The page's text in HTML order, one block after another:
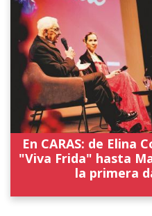
En CARAS: de Elina
"Viva Frida" hasta
la primera